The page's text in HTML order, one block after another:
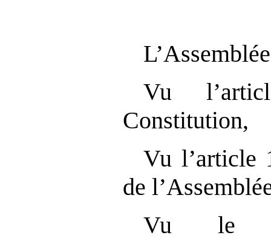
Vu
Constitution,
Vu l’article
de
Vu le